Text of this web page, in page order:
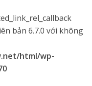
bản 6.7.0 với không
html/wp-